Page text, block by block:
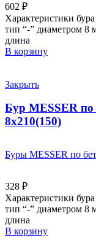
602 ₽
Характеристики
тип “-” диаметром
длина
В корзину
Закрыть
Бур MESSER по
8х210(150)
Буры MESSER по
328 ₽
Характеристики
тип “-” диаметром
длина
В корзину